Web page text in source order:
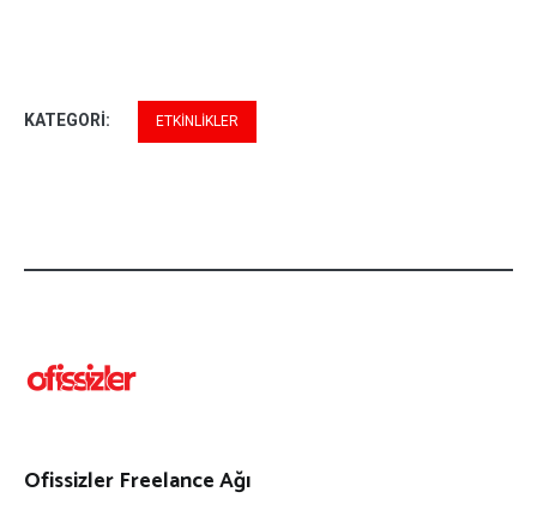
KATEGORI: ETKINLIKLER
Ofissizler Freelance Ağı